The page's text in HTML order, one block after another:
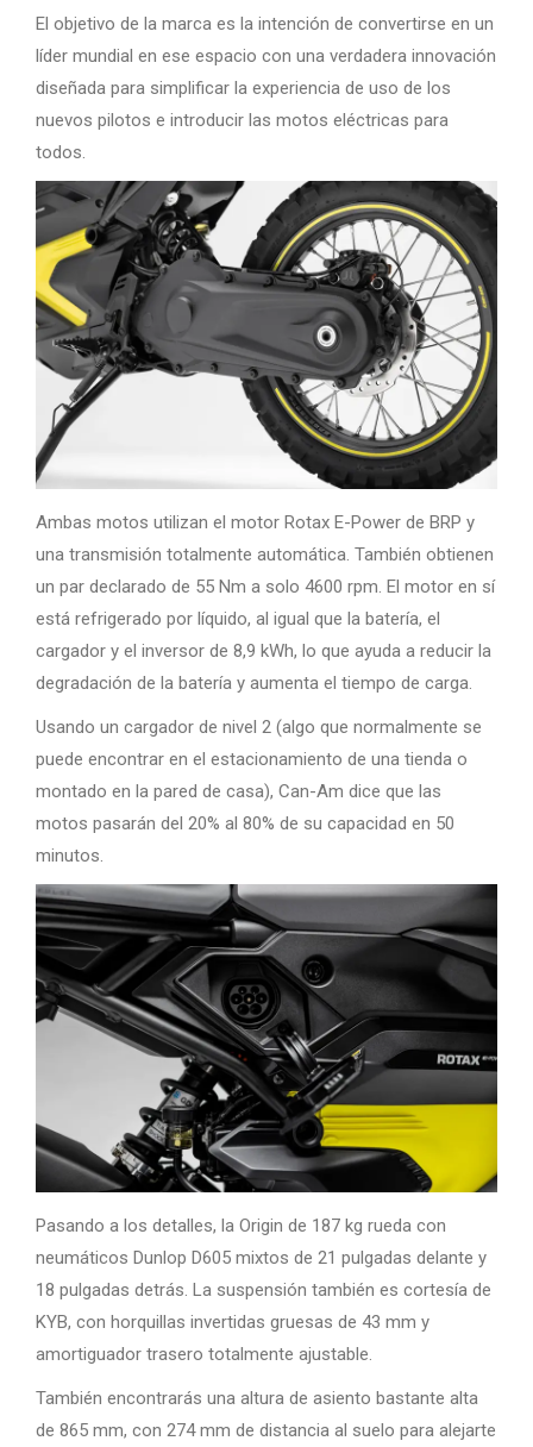
El objetivo de la marca es la intención de convertirse en un
líder mundial en ese espacio con una verdadera innovación
diseñada para simplificar la experiencia de uso de los
nuevos pilotos e introducir las motos eléctricas para
todos.
Ambas motos utilizan el motor Rotax E-Power de BRP y
una transmisión totalmente automática. También obtienen
un par declarado de 55 Nm a solo 4600 rpm. El motor en sí
está refrigerado por líquido, al igual que la batería, el
cargador y el inversor de 8,9 kWh, lo que ayuda a reducir la
degradación de la batería y aumenta el tiempo de carga.
Usando un cargador de nivel 2 (algo que normalmente se
puede encontrar en el estacionamiento de una tienda o
montado en la pared de casa), Can-Am dice que las
motos pasarán del 20% al 80% de su capacidad en 50
minutos.
Pasando a los detalles, la Origin de 187 kg rueda con
neumáticos Dunlop D605 mixtos de 21 pulgadas delante y
18 pulgadas detrás. La suspensión también es cortesía de
KYB, con horquillas invertidas gruesas de 43 mm y
amortiguador trasero totalmente ajustable.
También encontrarás una altura de asiento bastante alta
de 865 mm, con 274 mm de distancia al suelo para alejarte